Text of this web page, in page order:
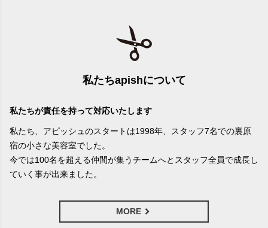
私たちapishについて
私たちが責任を持って対応いたします
私たち、アピッシュのスタートは1998年、スタッフ7名での裏原
宿の小さな美容室でした。
今では100名を超える仲間が集うチームへとスタッフ全員で成長し
ていく事が出来ました。
MORE